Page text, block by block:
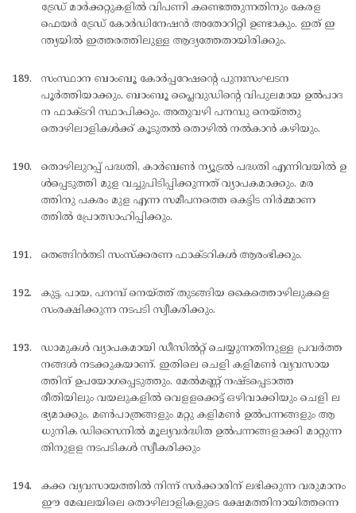
ട്രേഡ് മാര്‍ക്കറ്റുകളില്‍ വിപണി കണ്ടെത്തുന്നതിനും കേരള
ഫെയര്‍ ട്രേഡ് കോര്‍ഡിനേഷന്‍ അതോറിറ്റി ഉണ്ടാകും. ഇത് ഇ
ന്ത്യയില്‍ ഇത്തരത്തിലുള്ള ആദ്യത്തേതായിരിക്കും.
സംസ്ഥാന ബാംബൂ കോര്‍പ്പറേഷന്റെ പുനഃസംഘടന
പൂര്‍ത്തിയാക്കും. ബാംബൂ പ്ലൈവുഡിന്റെ വിപുലമായ ഉല്‍പാദ
ന ഫാക്ടറി സ്ഥാപിക്കും. അതുവഴി പനമ്പു നെയ്ത്തു
തൊഴിലാളികള്‍ക്ക് കൂടുതല്‍ തൊഴില്‍ നല്‍കാന്‍ കഴിയും.
തൊഴിലുറപ്പ് പദ്ധതി, കാര്‍ബണ്‍ ന്യൂട്രല്‍ പദ്ധതി എന്നിവയില്‍ ഉ
ള്‍പ്പെടുത്തി മുള വച്ചുപിടിപ്പിക്കുന്നത് വ്യാപകമാക്കും. മര
ത്തിനു പകരം മുള എന്ന സമീപനത്തെ കെട്ടിട നിര്‍മ്മാണ
ത്തില്‍ പ്രോത്സാഹിപ്പിക്കും.
തെങ്ങിന്‍തടി സംസ്ക്കരണ ഫാക്ടറികള്‍ ആരംഭിക്കും.
കുട്ട, പായ, പനമ്പ് നെയ്ത്ത് തുടങ്ങിയ കൈത്തൊഴിലുകളെ
സംരക്ഷിക്കുന്ന നടപടി സ്വീകരിക്കും.
ഡാമുകള്‍ വ്യാപകമായി ഡീസില്‍റ്റ് ചെയ്യുന്നതിനുള്ള പ്രവര്‍ത്ത
നങ്ങള്‍ നടക്കുകയാണ്. ഇതിലെ ചെളി കളിമണ്‍ വ്യവസായ
ത്തിന് ഉപയോഗപ്പെടുത്തും. മേല്‍മണ്ണ് നഷ്ടപ്പെടാത്ത
രീതിയിലും വയലുകളില്‍ വെളളക്കെട്ട് ഒഴിവാക്കിയും ചെളി ല
ഭ്യമാക്കും. മണ്‍പാത്രങ്ങളും മറ്റു കളിമണ്‍ ഉല്‍പന്നങ്ങളും ആ
ധുനിക ഡിസൈനില്‍ മൂല്യവര്‍ദ്ധിത ഉല്‍പന്നങ്ങളാക്കി മാറ്റുന്ന
തിനുളള നടപടികള്‍ സ്വീകരിക്കും
കക്ക വ്യവസായത്തില്‍ നിന്ന് സര്‍ക്കാരിന് ലഭിക്കുന്ന വരുമാനം
ഈ മേഖലയിലെ തൊഴിലാളികളുടെ ക്ഷേമത്തിനായിത്തന്നെ